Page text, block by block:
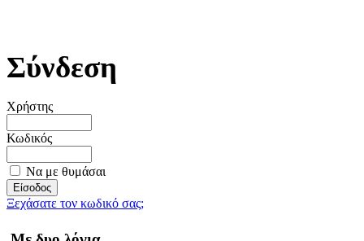
Σύνδεση
Χρήστης
Κωδικός
Να με θυμάσαι
Ξεχάσατε τον κωδικό σας;